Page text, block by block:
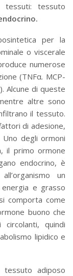
tessuto
per la
o viscerale
numerose
(TNFα. MCP-
Alcune di queste
altre sono
il tessuto.
di adesione,
degli ormoni
, il primo ormone
endocrino, è
un
e grasso
comporta come
buono che
circolanti, quindi
lipidico e
adiposo